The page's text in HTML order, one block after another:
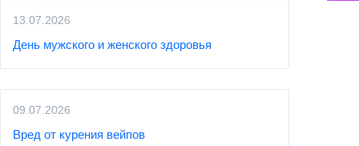
13.07.2026
День мужского и женского здоровья
09.07.2026
Вред от курения вейпов